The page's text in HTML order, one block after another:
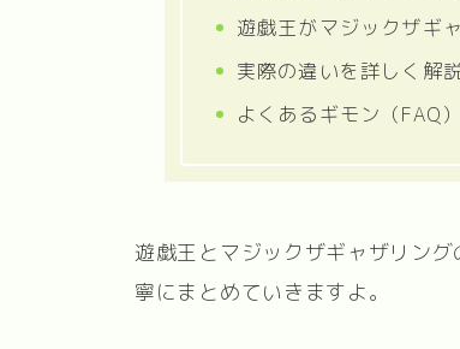
遊戯王がマジックザギ
実際の違いを詳しく解
よくあるギモン（FAQ）
遊戯王とマジックザギャザリン
寧にまとめていきますよ。